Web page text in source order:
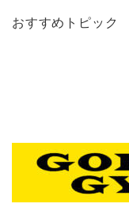
おすすめトピック